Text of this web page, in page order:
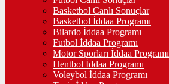
Basketbol Canlı Sonuçlar
Basketbol İddaa Programı
Bilardo İddaa Programı
Futbol İddaa Programı
Motor Sporları İddaa Programı
Hentbol İddaa Programı
Voleybol İddaa Programı